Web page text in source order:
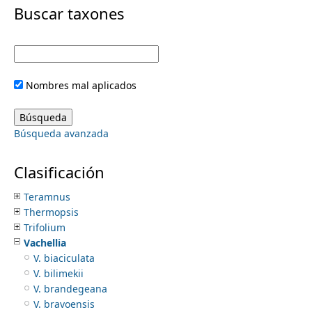
i
m
r
y
t
a
b
n
u
Buscar taxones
Nombres mal aplicados
Búsqueda avanzada
Clasificación
Sesbania
Sophora
Strombocarpa
Stylosanthes
Styphnolobium
Tara
Tephrosia
Teramnus
Thermopsis
Trifolium
Vachellia
V. biaciculata
V. bilimekii
V. brandegeana
V. bravoensis